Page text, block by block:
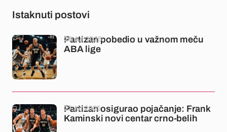
Istaknuti postovi
Partizan pobedio u važnom meču
ABA lige
28 Jul 2025
Partizan osigurao pojačanje: Frank
Kaminski novi centar crno-belih
27 Jul 2025